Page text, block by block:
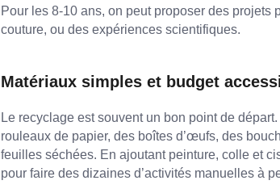
Pour les 8-10 ans, on peut proposer des projets
couture, ou des expériences scientifiques.
Matériaux simples et budget
Le recyclage est souvent un bon point de
rouleaux de papier, des boîtes d’œufs, des
feuilles séchées. En ajoutant peinture, colle et
pour faire des dizaines d’activités manuelles à